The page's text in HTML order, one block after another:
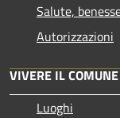
Salute,
Autorizzazioni
VIVERE IL COMUNE
Luoghi